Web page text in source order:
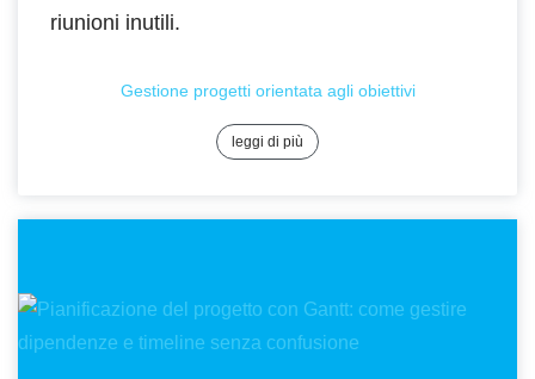
riunioni inutili.
leggi di più
Gestione progetti orientata agli obiettivi